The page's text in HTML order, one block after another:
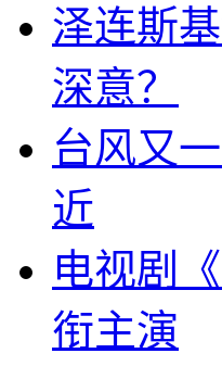
泽连斯
深意？
台风又
近
电视剧
衔主演